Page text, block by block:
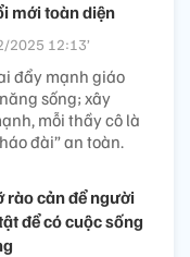
mới toàn diện
2025 12:13’
đẩy mạnh giáo
sống; xây
mỗi thầy cô là
đài” an toàn.
rào cản để người
để có cuộc sống